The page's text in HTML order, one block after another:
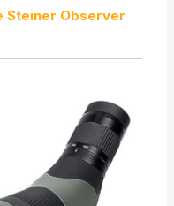
Steiner Observer